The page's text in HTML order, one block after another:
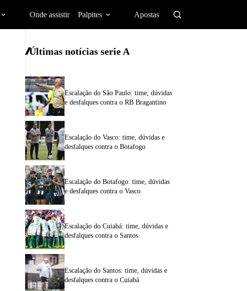
Onde assistir Palpites Apostas
Últimas notícias serie A
Escalação do São Paulo: time, dúvidas
e desfalques contra o RB Bragantino
Escalação do Vasco: time, dúvidas e
desfalques contra o Botafogo
Escalação do Botafogo: time, dúvidas
e desfalques contra o Vasco
Escalação do Cuiabá: time, dúvidas e
desfalques contra o Santos
Escalação do Santos: time, dúvidas e
desfalques contra o Cuiabá